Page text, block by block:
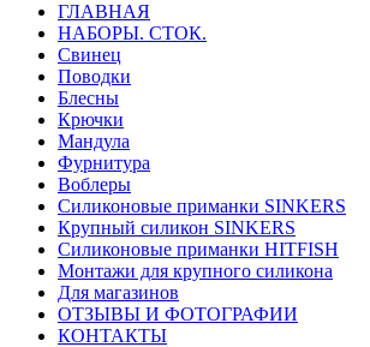
ГЛАВНАЯ
НАБОРЫ. СТОК.
Свинец
Поводки
Блесны
Крючки
Мандула
Фурнитура
Воблеры
Силиконовые приманки SINKERS
Крупный силикон SINKERS
Силиконовые приманки HITFISH
Монтажи для крупного силикона
Для магазинов
ОТЗЫВЫ И ФОТОГРАФИИ
КОНТАКТЫ